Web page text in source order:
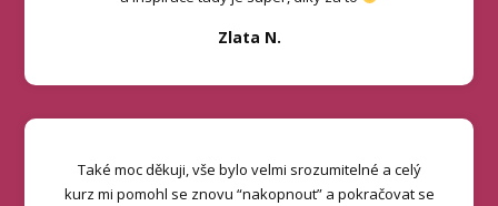
Zlata N.
Také moc děkuji, vše bylo velmi srozumitelné a celý
kurz mi pomohl se znovu “nakopnout” a pokračovat se